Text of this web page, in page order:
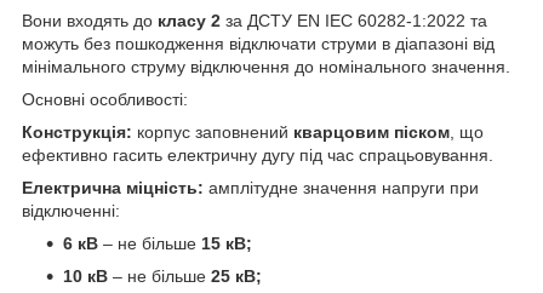
Вони входять до класу 2 за ДСТУ EN IEC 60282-1:2022 та
можуть без пошкодження відключати струми в діапазоні від
мінімального струму відключення до номінального значення.
Основні особливості:
Конструкція: корпус заповнений кварцовим піском, що
ефективно гасить електричну дугу під час спрацьовування.
Електрична міцність: амплітудне значення напруги при
відключенні:
6 кВ – не більше 15 кВ;
10 кВ – не більше 25 кВ;